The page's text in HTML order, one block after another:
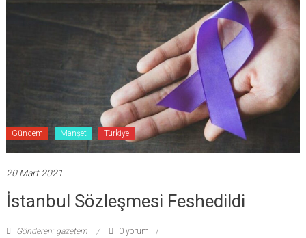
Gündem Manşet Türkiye
20 Mart 2021
İstanbul Sözleşmesi Feshedildi
Gönderen: gazetem
0 yorum